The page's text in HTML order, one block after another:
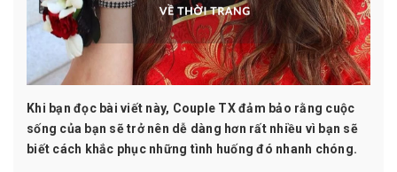
Khi bạn đọc bài viết này, Couple TXđảm bảo rằng cuộc
sống của bạn sẽ trở nên dễ dàng hơn rất nhiều vì bạn sẽ
biết cách khắc phục những tình huống đó nhanh chóng.